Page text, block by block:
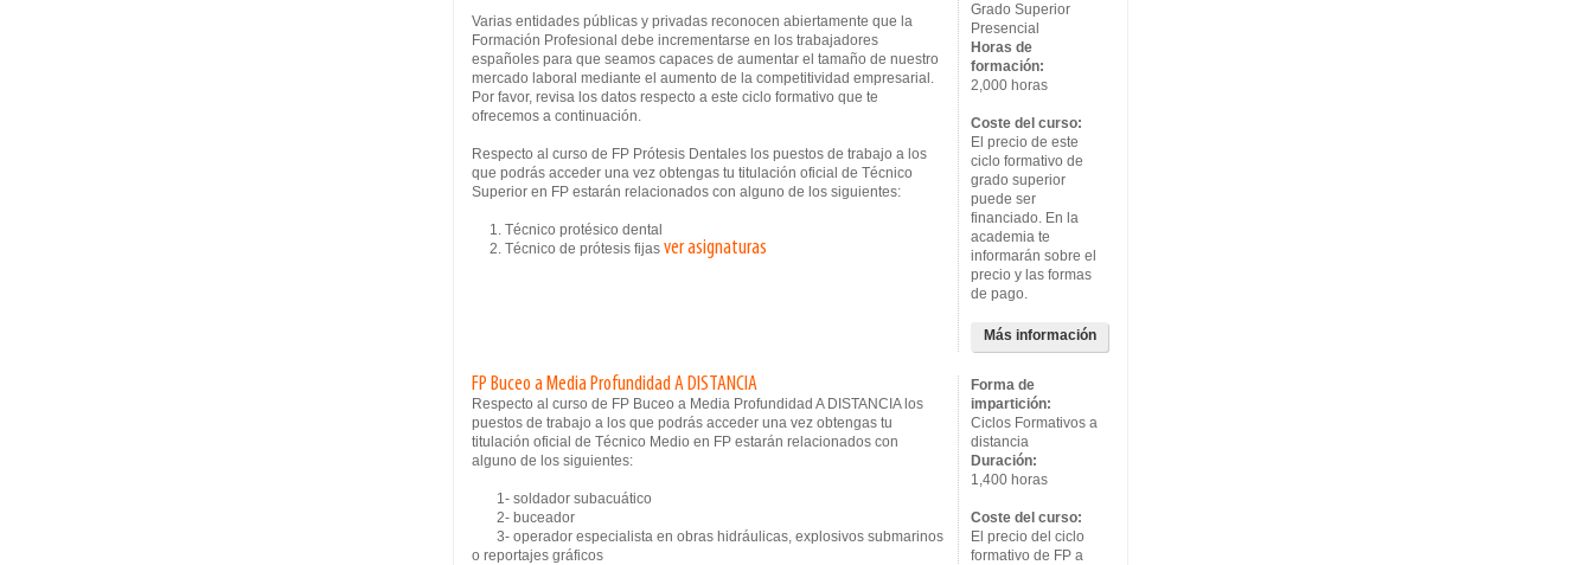
Varias entidades públicas y privadas reconocen abiertamente que la
Formación Profesional debe incrementarse en los trabajadores
españoles para que seamos capaces de aumentar el tamaño de nuestro
mercado laboral mediante el aumento de la competitividad empresarial.
Por favor, revisa los datos respecto a este ciclo formativo que te
ofrecemos a continuación.
Respecto al curso de FP Prótesis Dentales los puestos de trabajo a los
que podrás acceder una vez obtengas tu titulación oficial de Técnico
Superior en FP estarán relacionados con alguno de los siguientes:
1. Técnico protésico dental
2. Técnico de prótesis fijas ver asignaturas
Grado Superior
Presencial
Horas de
formación:
2,000 horas
Coste del curso:
El precio de este
ciclo formativo de
grado superior
puede ser
financiado. En la
academia te
informarán sobre el
precio y las formas
de pago.
Más información
FP Buceo a Media Profundidad A DISTANCIA
Respecto al curso de FP Buceo a Media Profundidad A DISTANCIA los
puestos de trabajo a los que podrás acceder una vez obtengas tu
titulación oficial de Técnico Medio en FP estarán relacionados con
alguno de los siguientes:
1- soldador subacuático
2- buceador
3- operador especialista en obras hidráulicas, explosivos submarinos
o reportajes gráficos
Forma de
impartición:
Ciclos Formativos a
distancia
Duración:
1,400 horas
Coste del curso:
El precio del ciclo
formativo de FP a